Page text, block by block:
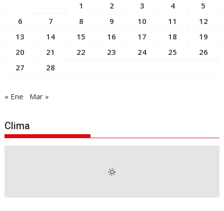
1
2 3 4
5
6
7 8 9 10 11
12
13
14 15 16 17 18
19
20
21 22 23 24 25
26
27
28
« Ene Mar »
Clima